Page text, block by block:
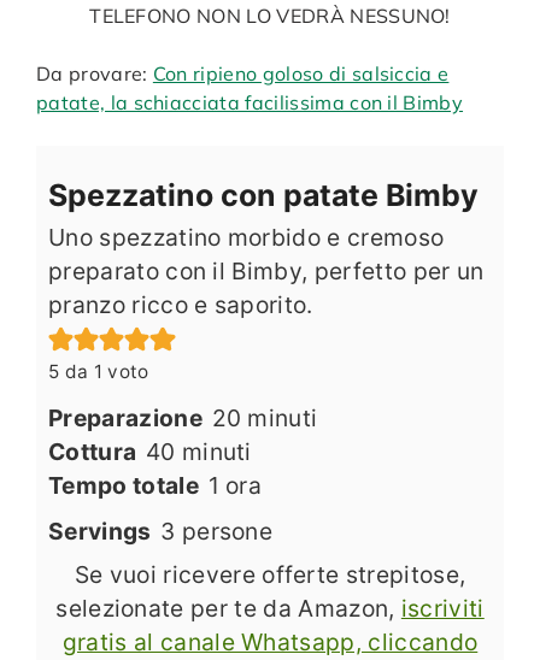
TELEFONO NON LO VEDRÀ NESSUNO!
Da provare: Con ripieno goloso di salsiccia e
patate, la schiacciata facilissima con il Bimby
Spezzatino con patate Bimby
Uno spezzatino morbido e cremoso
preparato con il Bimby, perfetto per un
pranzo ricco e saporito.
5 da 1 voto
Preparazione 20 minuti
minuti
Cottura 40 minuti
minuti
Tempo totale 1 ora
ora
Servings 3 persone
Se vuoi ricevere offerte strepitose,
selezionate per te da Amazon, iscriviti
gratis al canale Whatsapp, cliccando